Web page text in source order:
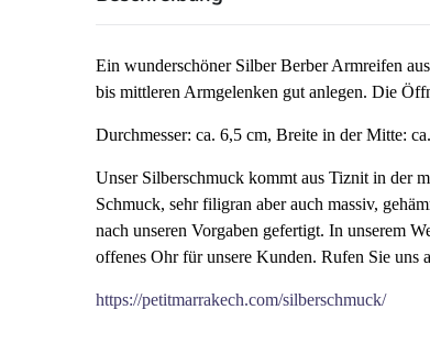
Ein wunderschöner Silber Berber Armreifen
bis mittleren Armgelenken gut anlegen. Die
Durchmesser: ca. 6,5 cm, Breite in der Mitte:
Unser Silberschmuck kommt aus Tiznit in der
Schmuck, sehr filigran aber auch massiv,
nach unseren Vorgaben gefertigt. In unserem
offenes Ohr für unsere Kunden. Rufen Sie uns
https://petitmarrakech.com/silberschmuck/